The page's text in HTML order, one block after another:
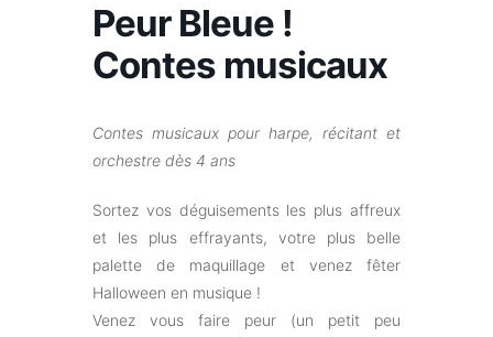
Peur Bleue !
Contes musicaux
Contes musicaux pour harpe, récitant et
orchestre dès 4 ans
Sortez vos déguisements les plus affreux
et les plus effrayants, votre plus belle
palette de maquillage et venez fêter
Halloween en musique !
Venez vous faire peur (un petit peu